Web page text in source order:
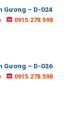
Gương – D-024
0915.278.598
Gương – D-026
0915.278.598